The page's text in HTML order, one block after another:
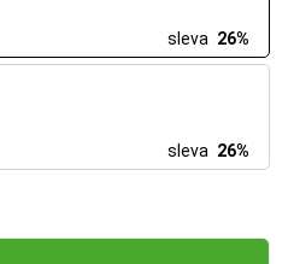
sleva 26%
sleva 26%